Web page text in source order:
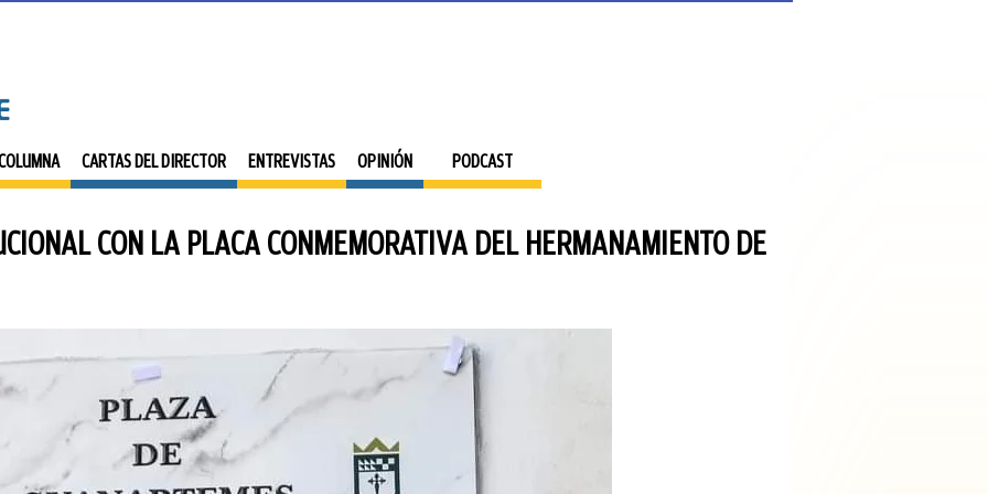
CARTAS DEL DIRECTOR ENTREVISTAS OPINIÓN PODCAST
CON LA PLACA CONMEMORATIVA DEL HERMANAMIENTO DE